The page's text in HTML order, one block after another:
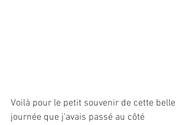
Voilà pour le petit souvenir de cette belle
journée que j'avais passé au côté